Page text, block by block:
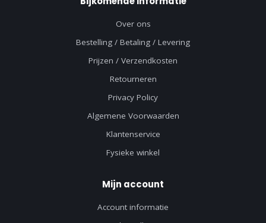
Over ons
Bestelling / Betaling / Levering
Prijzen / Verzendkosten
Retourneren
Privacy Policy
Algemene Voorwaarden
Klantenservice
Fysieke winkel
Mijn account
Account informatie